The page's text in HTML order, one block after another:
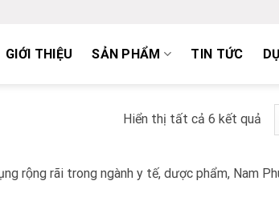
GIỚI THIỆU SẢN PHẨM TIN TỨC
Hiển thị tất cả 6 kết quả
rộng rãi trong ngành y tế, dược phẩm, Nam